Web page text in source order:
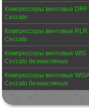
Компрессоры винтовые DRF
Ceccato
Компрессоры винтовые RLR
Ceccato
Компрессоры винтовые WIS
Ceccato безмасляные
Компрессоры винтовые
Ceccato безмасляные